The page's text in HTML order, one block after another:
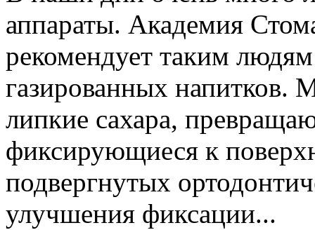
аппараты. Академия
рекомендует таким
газированных напитков.
липкие сахара,
фиксирующиеся к
подвергнутых
улучшения фиксации...